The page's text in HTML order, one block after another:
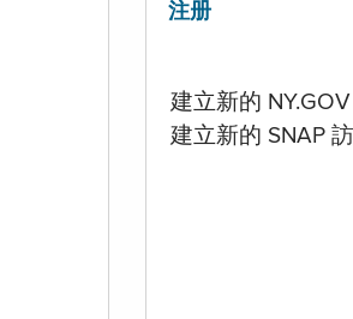
注册
建立新的
建立新的 SNAP